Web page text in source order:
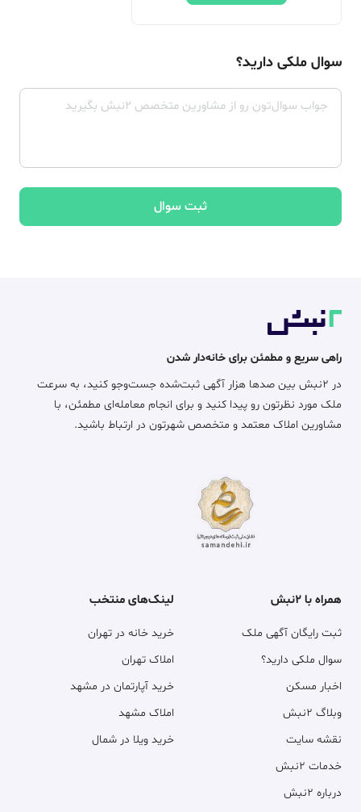
سوال ملکی دارید؟
ثبت سوال
راهی سریع و مطمئن برای خانه‌دار شدن
در ۲نبش بین صدها هزار آگهی ثبت‌شده جست‌وجو کنید، به سرعت
ملک مورد نظرتون رو پیدا کنید و برای انجام معامله‌ای مطمئن، با
مشاورین املاک معتمد و متخصص شهرتون در ارتباط باشید.
همراه با ۲نبش
ثبت رایگان آگهی ملک
سوال ملکی دارید؟
اخبار مسکن
وبلاگ ۲نبش
نقشه سایت
خدمات ۲نبش
درباره ۲نبش
لینک‌های منتخب
خرید خانه در تهران
املاک تهران
خرید آپارتمان در مشهد
املاک مشهد
خرید ویلا در شمال